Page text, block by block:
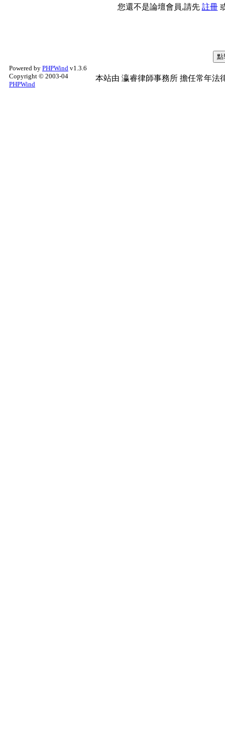
您還不是論壇會員,請先 註冊
Powered by PHPWind v1.3.6
Copyright © 2003-04
PHPWind
本站由 瀛睿律師事務所 擔任常年法